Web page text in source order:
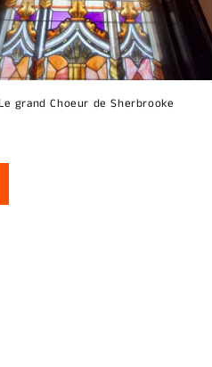
grand Choeur de Sherbrooke